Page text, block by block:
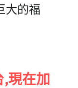
大的福
現在加